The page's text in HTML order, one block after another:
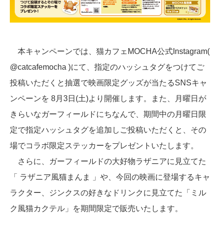
本キャンペーンでは、猫カフェMOCHA公式Instagram(
@catcafemocha )にて、指定のハッシュタグをつけてご
投稿いただくと抽選で映画限定グッズが当たるSNSキャ
ンペーンを 8月3日(土)より開催します。また、月曜日が
きらいなガーフィールドにちなんで、期間中の月曜日限
定で指定ハッシュタグを追加しご投稿いただくと、その
場でコラボ限定ステッカーをプレゼントいたします。
さらに、ガーフィールドの大好物ラザニアに見立てた
「 ラザニア風猫まんま 」や、今回の映画に登場するキャ
ラクター、ジンクスの好きなドリンクに見立てた「ミル
ク風猫カクテル」を期間限定で販売いたします。